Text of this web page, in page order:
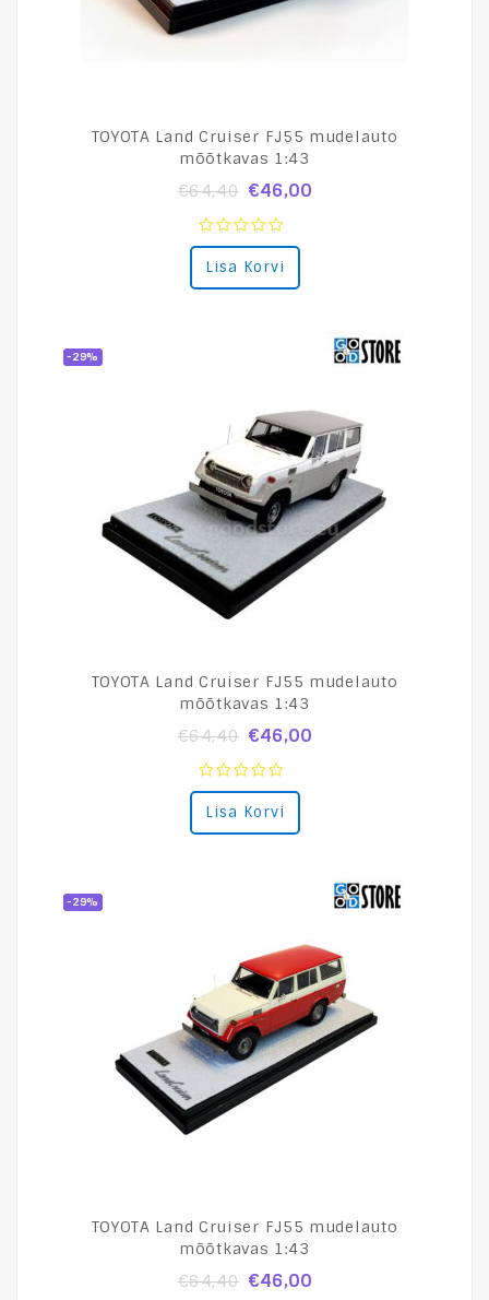
TOYOTA Land Cruiser FJ55 mudelauto
mõõtkavas 1:43
€64,40 €46,00
0
out
of
Lisa Korvi
-29%
TOYOTA Land Cruiser FJ55 mudelauto
mõõtkavas 1:43
€64,40 €46,00
0
out
of
Lisa Korvi
-29%
TOYOTA Land Cruiser FJ55 mudelauto
mõõtkavas 1:43
€64,40 €46,00